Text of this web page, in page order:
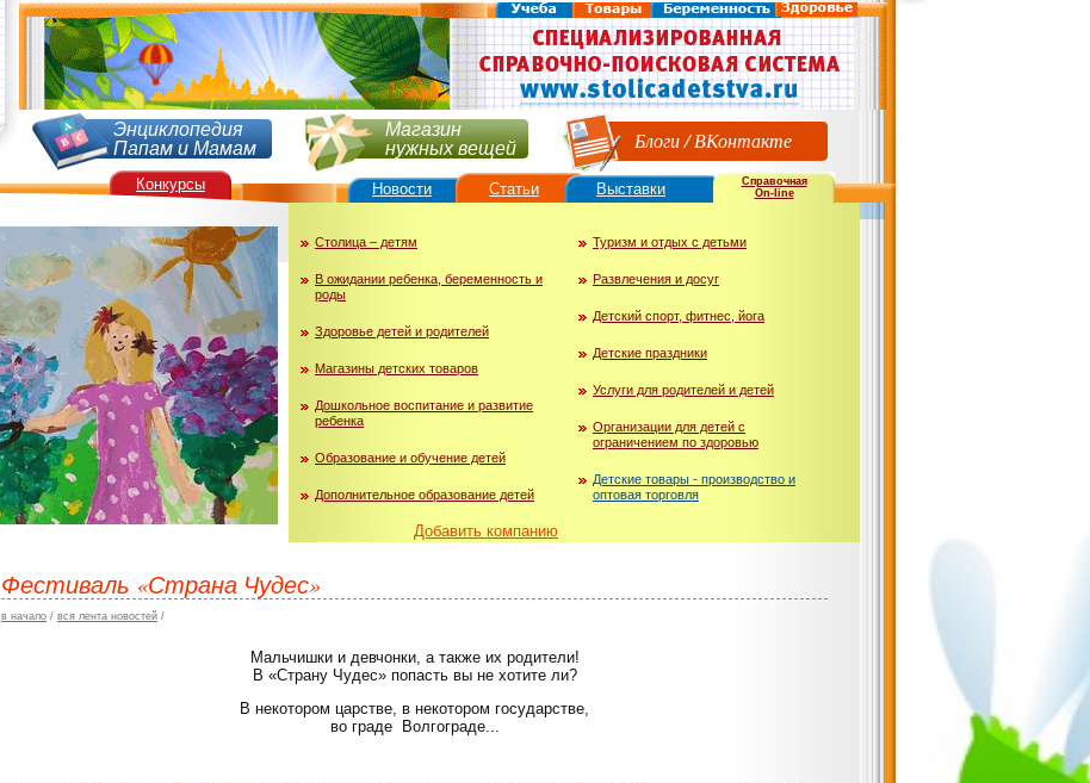
Энциклопедия
Папам и Мамам
Магазин
нужных вещей Блоги/ВКонтакте
Столица – детям
В ожидании ребенка, беременность и
роды
Здоровье детей и родителей
Магазины детских товаров
Дошкольное воспитание и развитие
ребенка
Образование и обучение детей
Дополнительное образование детей
Туризм и отдых с детьми
Развлечения и досуг
Детский спорт, фитнес, йога
Детские праздники
Услуги для родителей и детей
Организации для детей с
ограничением по здоровью
Детские товары - производство и
оптовая торговля
Добавить компанию
Справочная
On-line
Фестиваль «Страна Чудес»
в начало / вся лента новостей /
Мальчишки и девчонки, а также их родители!
В «Страну Чудес» попасть вы не хотите ли?
В некотором царстве, в некотором государстве,
во граде Волгограде...
Конкурсы Новости Статьи Выставки